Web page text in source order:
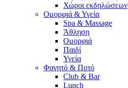
Χώροι εκδηλώσεων
Ομορφιά & Υγεία
Spa & Massage
Άθληση
Ομορφιά
Παιδί
Υγεία
Φαγητό & Ποτό
Club & Bar
Lunch